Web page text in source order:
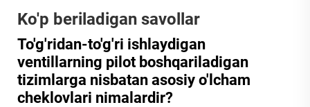
Ko'p beriladigan savollar
To'g'ridan-to'g'ri ishlaydigan
ventillarning pilot boshqariladigan
tizimlarga nisbatan asosiy o'lcham
cheklovlari nimalardir?